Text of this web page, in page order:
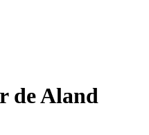
de Aland